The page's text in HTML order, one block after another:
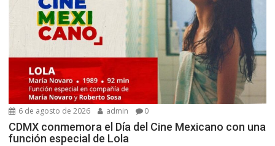
6 de agosto de 2026 admin 0
CDMX conmemora el Día del Cine Mexicano con una
función especial de Lola